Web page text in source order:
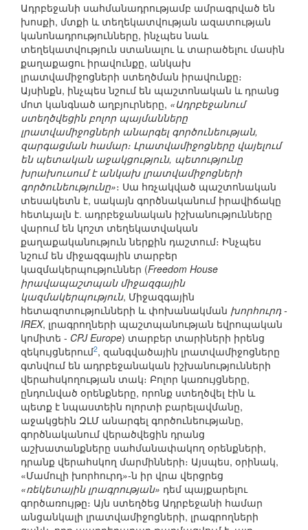
Ադրբեջանի սահմանադրությամբ ամրագրված են
խոսքի, մտքի և տեղեկատվության ազատության
կանոնադրությունները, ինչպես նաև
տեղեկատվություն ստանալու և տարածելու մասին
քաղաքացու իրավունքը, անկախ
լրատվամիջոցների ստեղծման իրավունքը։
Այսինքն, ինչպես նշում են պաշտոնական և դրանց
մոտ կանգնած աղբյուրները, «Ադրբեջանում
ստեղծվեցին բոլոր պայմանները
լրատվամիջոցների անարգել գործունեության,
զարգացման համար։ Լրատվամիջոցները վայելում
են պետական աջակցություն, պետությունը
խրախուսում է անկախ լրատվամիջոցների
գործունեությունը»։ Սա հռչակված պաշտոնական
տեսակետն է, սակայն գործնականում իրավիճակը
հետևյալն է. ադրբեջանական իշխանությունները
վարում են կոշտ տեղեկատվական
քաղաքականություն ներքին դաշտում։ Ինչպես
նշում են միջազգային տարբեր
կազմակերպություններ (Freedom House
իրավապաշտպան միջազգային
կազմակերպություն, Միջազգային
հետազոտությունների և փոխանակման խորհուրդ -
IREX, լրագրողների պաշտպանության եվրոպական
կոմիտե - CPJ Europe) տարբեր տարիների իրենց
զեկույցներում2, զանգվածային լրատվամիջոցները
գտնվում են ադրբեջանական իշխանությունների
վերահսկողության տակ։ Բոլոր կառույցները,
ընդունված օրենքները, որոնք ստեղծվել էին և
պետք է նպաստեին ոլորտի բարելավմանը,
աջակցեին ԶԼՄ անարգել գործունեությանը,
գործնականում վերածվեցին դրանց
աշխատանքները սահմանափակող օրենքների,
դրանք վերահսկող մարմինների։ Այսպես, օրինակ,
«Մամուլի խորհուրդ»-ն իր վրա վերցրեց
«ռեկետային լրագրության» դեմ պայքարելու
գործառույթը։ Այն ստեղծեց Ադրբեջանի համար
անցանկալի լրատվամիջոցների, լրագրողների